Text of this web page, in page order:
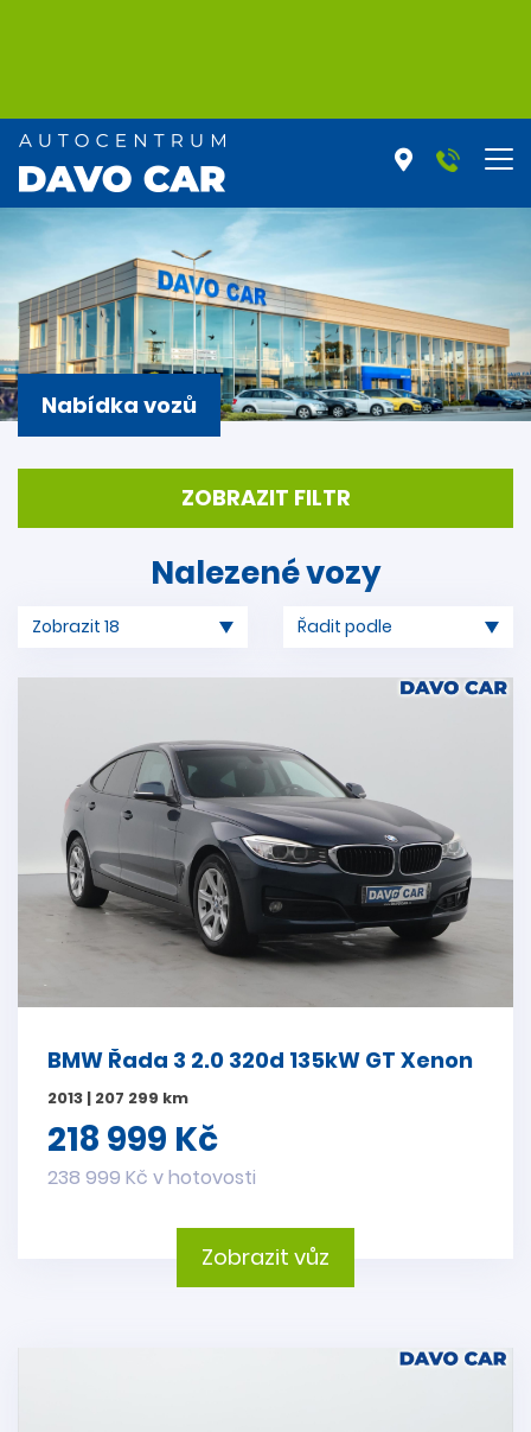
Nabídka vozů
ZOBRAZIT FILTR
Nalezené vozy
BMW Řada 3 2.0 320d 135kW GT Xenon
2013 | 207 299 km
218 999 Kč
238 999 Kč v hotovosti
Zobrazit vůz